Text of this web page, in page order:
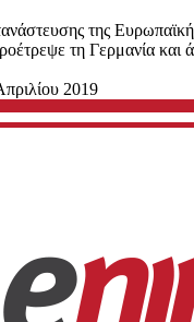
της
τη Γερμανία και
2019